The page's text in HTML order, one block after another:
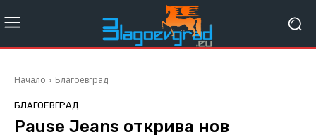
Начало Благоевград
БЛАГОЕВГРАД
Pause Jeans открива нов